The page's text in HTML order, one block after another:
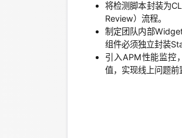
将检测脚本封装为
Review）流程。
制定团队内部
组件必须独立封装
引入APM性能监控
值，实现线上问题前